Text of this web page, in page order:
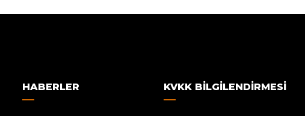
HABERLER KVKK BILGILENDIRMESI